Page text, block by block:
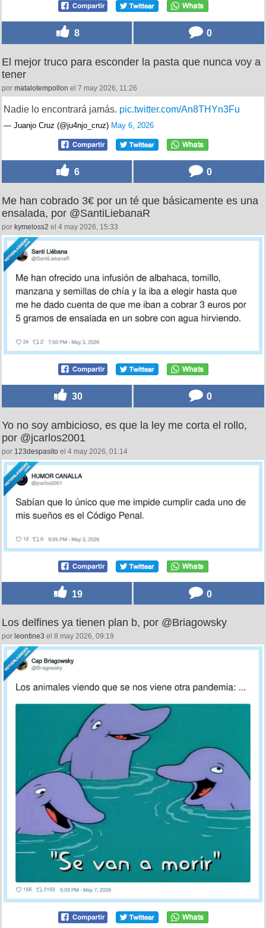
8 0
El mejor truco para esconder la pasta que nunca voy a
tener
por matalotempollon el 7 may 2026, 11:26
Nadie lo encontrará jamás. pic.twitter.com/An8THYn3Fu
— Juanjo Cruz (@ju4njo_cruz) May 6, 2026
6 0
Me han cobrado 3€ por un té que básicamente es una
ensalada, por @SantiLiebanaR
por kymeloss2 el 4 may 2026, 15:33
30 0
Yo no soy ambicioso, es que la ley me corta el rollo,
por @jcarlos2001
por 123despasito el 4 may 2026, 01:14
19 0
Los delfines ya tienen plan b, por @Briagowsky
por leontine3 el 8 may 2026, 09:19